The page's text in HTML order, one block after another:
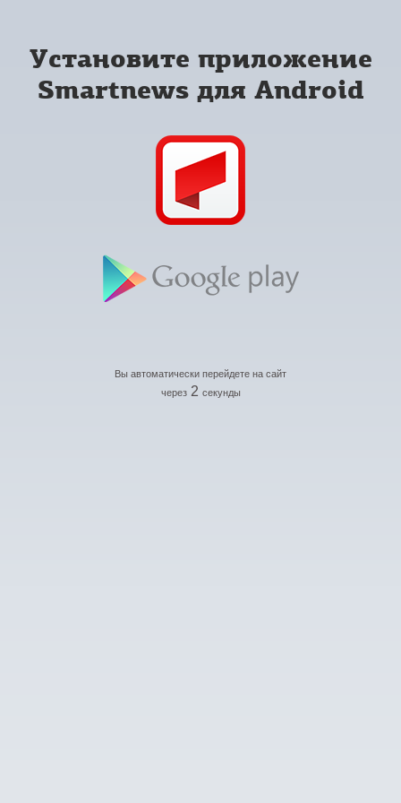
Установите приложение
Smartnews для Android
Вы автоматически перейдете на сайт
через 2 секунды